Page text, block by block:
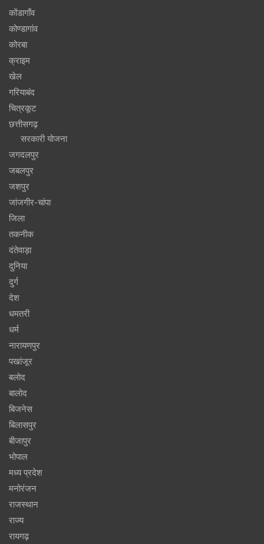
कोंडागाँव
कोण्डागांव
कोरबा
क्राइम
खेल
गरियाबंद
चित्रकूट
छत्तीसगढ़
सरकारी योजना
जगदलपुर
जबलपुर
जशपुर
जांजगीर-चांपा
जिला
तकनीक
दंतेवाड़ा
दुनिया
दुर्ग
देश
धमतरी
धर्म
नारायणपुर
पखांजूर
बलोद
बालोद
बिजनेस
बिलासपुर
बीजापुर
भोपाल
मध्य प्रदेश
मनोरंजन
राजस्थान
राज्य
रायगढ़